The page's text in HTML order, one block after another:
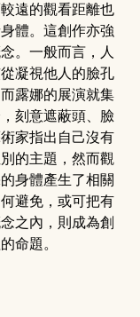
遠的觀看距離也
體。這創作亦強
。一般而言，人
凝視他人的臉孔
露娜的展演就集
刻意遮蔽頭、臉
家指出自己沒有
的主題，然而觀
身體產生了相關
避免，或可把有
之內，則成為創
命題。